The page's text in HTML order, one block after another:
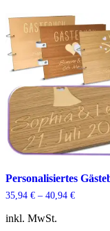
Personalisiertes
35,94 € – 40,94 €
inkl. MwSt.